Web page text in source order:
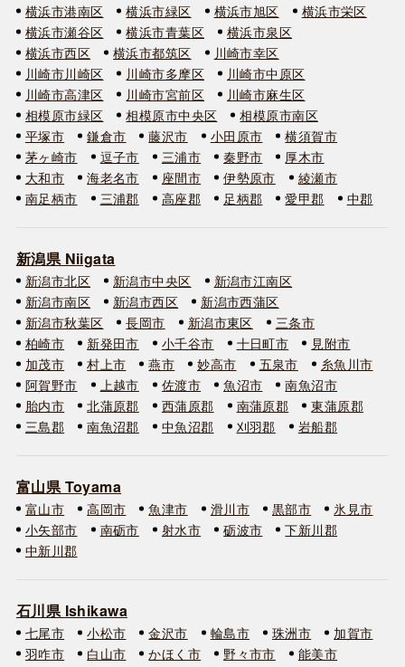
横浜市港南区
横浜市緑区 横浜市旭区
横浜市栄区
横浜市瀬谷区
横浜市青葉区
横浜市泉区
横浜市西区
横浜市都筑区
川崎市幸区
川崎市川崎区
川崎市多摩区
川崎市中原区
川崎市高津区
川崎市宮前区
川崎市麻生区
相模原市緑区
相模原市中央区
相模原市南区
平塚市
鎌倉市 藤沢市 小田原市
横須賀市
茅ヶ崎市
逗子市 三浦市 秦野市
厚木市
大和市
海老名市 座間市 伊勢原市
綾瀬市
南足柄市
三浦郡 高座郡 足柄郡 愛甲郡 中郡
新潟県 Niigata
新潟市北区 新潟市中央区
新潟市江南区
新潟市南区
新潟市西区
新潟市西蒲区
新潟市秋葉区
長岡市 新潟市東区
三条市
柏崎市
新発田市 小千谷市 十日町市
見附市
加茂市
村上市 燕市 妙高市 五泉市
糸魚川市
阿賀野市
上越市 佐渡市 魚沼市
南魚沼市
胎内市
北蒲原郡 西蒲原郡 南蒲原郡
東蒲原郡
三島郡
南魚沼郡 中魚沼郡 刈羽郡 岩船郡
富山県 Toyama
富山市 高岡市 魚津市 滑川市 黒部市
氷見市
小矢部市
南砺市 射水市 砺波市
下新川郡
中新川郡
石川県 Ishikawa
七尾市 小松市 金沢市 輪島市 珠洲市
加賀市
羽咋市
白山市 かほく市 野々市市
能美市